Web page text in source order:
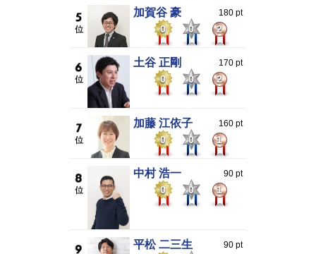
加賀谷 豪 180 pt
0 0 2
土谷 正剛 170 pt
0 0 2
加藤 江依子 160 pt
0 0 1
中村 浩一 90 pt
0 0 1
平松 二三生 90 pt